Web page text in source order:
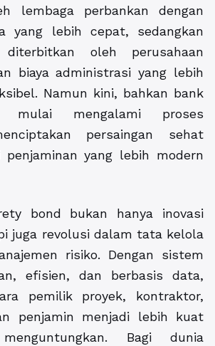
lembaga perbankan dengan
yang lebih cepat, sedangkan
oleh perusahaan
biaya administrasi yang lebih
Namun kini, bahkan bank
mulai mengalami proses
persaingan sehat
yang lebih modern
bond bukan hanya inovasi
juga revolusi dalam tata kelola
risiko. Dengan sistem
efisien, dan berbasis data,
pemilik proyek, kontraktor,
penjamin menjadi lebih kuat
Bagi dunia